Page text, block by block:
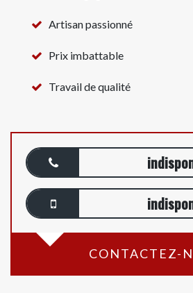
Artisan passionné
Prix imbattable
Travail de qualité
CONTACTEZ-